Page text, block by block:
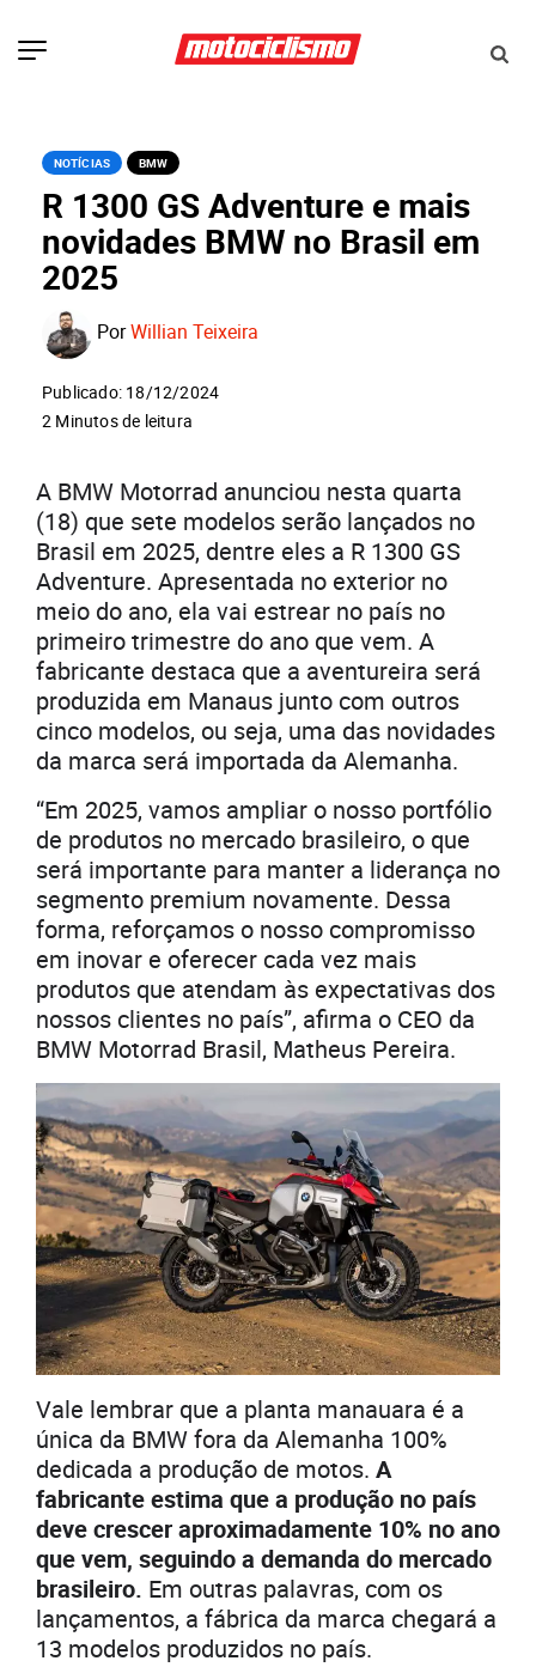
NOTÍCIAS BMW
R 1300 GS Adventure e mais
novidades BMW no Brasil em
2025
PorWillian Teixeira
Publicado: 18/12/2024
2 Minutos de leitura
A BMW Motorrad anunciou nesta quarta
(18) que sete modelos serão lançados no
Brasil em 2025, dentre eles a R 1300 GS
Adventure. Apresentada no exterior no
meio do ano, ela vai estrear no país no
primeiro trimestre do ano que vem. A
fabricante destaca que a aventureira será
produzida em Manaus junto com outros
cinco modelos, ou seja, uma das novidades
da marca será importada da Alemanha.
“Em 2025, vamos ampliar o nosso portfólio
de produtos no mercado brasileiro, o que
será importante para manter a liderança no
segmento premium novamente. Dessa
forma, reforçamos o nosso compromisso
em inovar e oferecer cada vez mais
produtos que atendam às expectativas dos
nossos clientes no país”, afirma o CEO da
BMW Motorrad Brasil, Matheus Pereira.
Vale lembrar que a planta manauara é a
única da BMW fora da Alemanha 100%
dedicada a produção de motos. A
fabricante estima que a produção no país
deve crescer aproximadamente 10% no ano
que vem, seguindo a demanda do mercado
brasileiro. Em outras palavras, com os
lançamentos, a fábrica da marca chegará a
13 modelos produzidos no país.